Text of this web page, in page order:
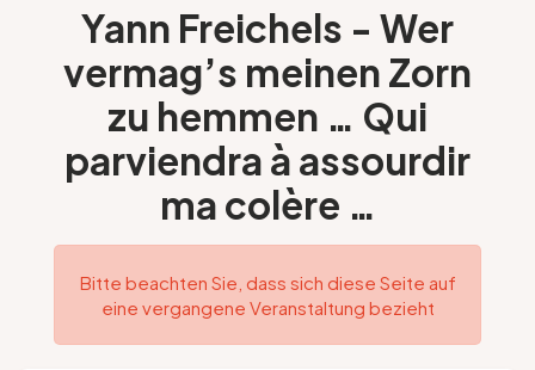
Meinen Aufenthalt vorbereiten
Unsere Vorschläge
Stadt Lüttich
Gruppen und Reiseveranstalter
Yann Freichels - Wer
vermag’s meinen Zorn
zu hemmen … Qui
parviendra à assourdir
ma colère …
Bitte beachten Sie, dass sich diese Seite auf
eine vergangene Veranstaltung bezieht